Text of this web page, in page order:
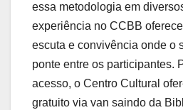
essa metodologia em
experiência no CCBB
escuta e convivência onde o
ponte entre os participantes.
acesso, o Centro Cultural
gratuito via van saindo da